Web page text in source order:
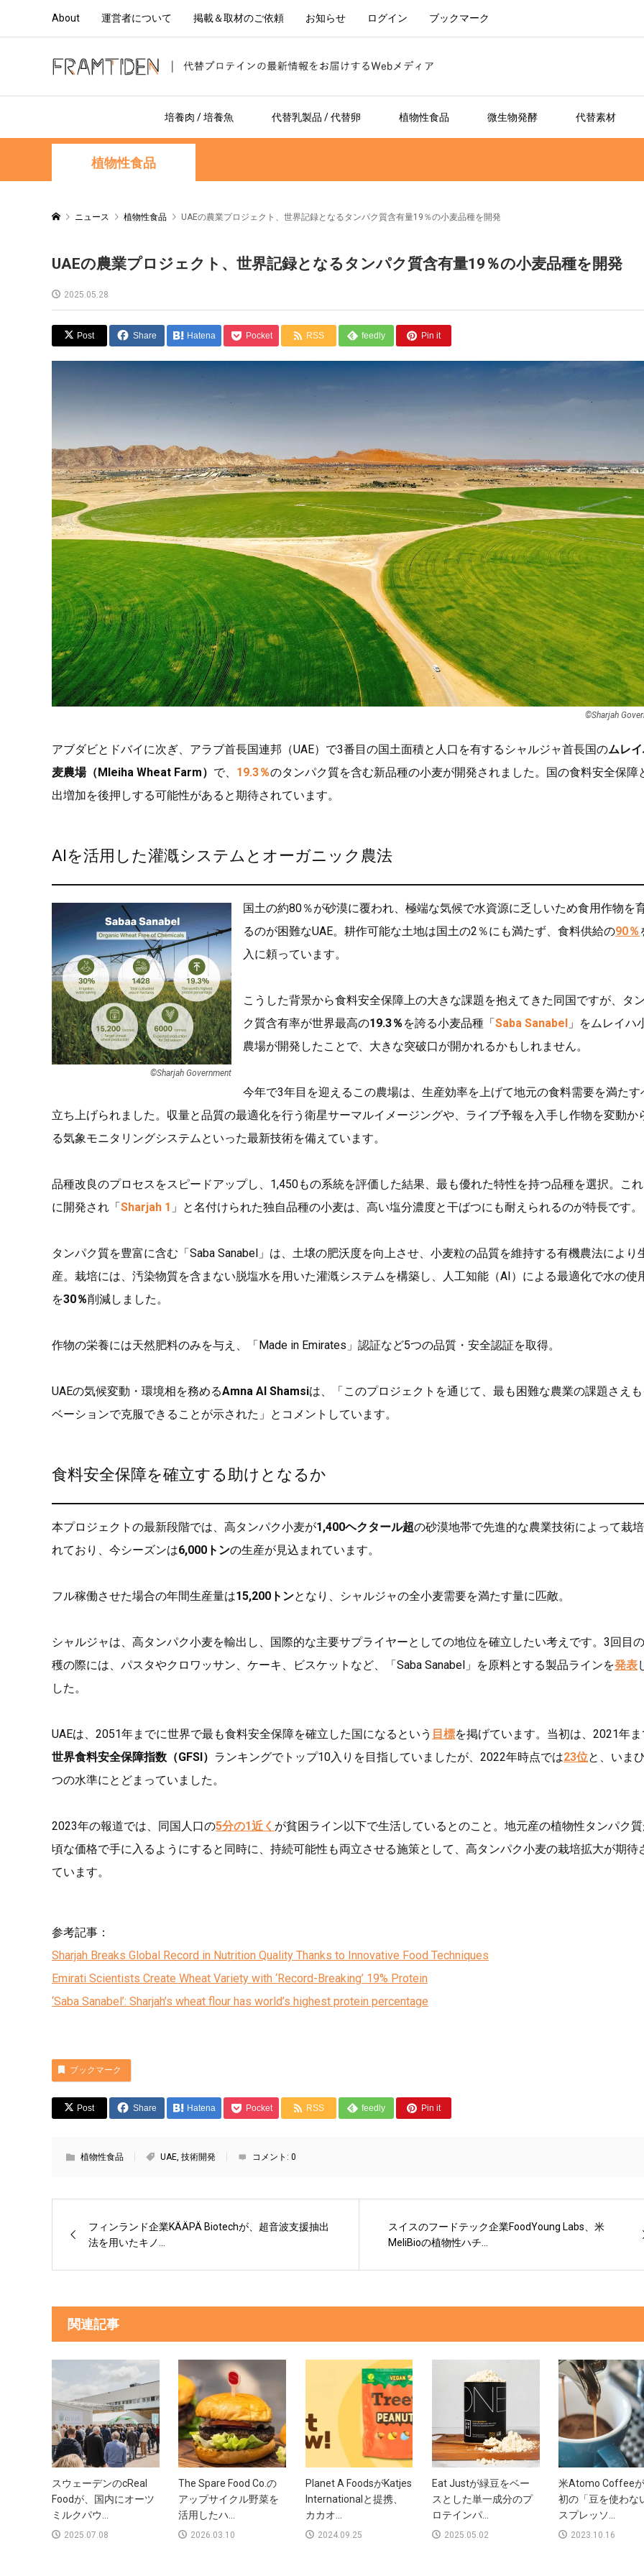
About 運営者について 掲載＆取材のご依頼 お知らせ ログイン ブックマーク
培養肉 / 培養魚 代替乳製品 / 代替卵 植物性食品 微生物発酵 代替素材
植物性食品
ニュース 植物性食品 UAEの農業プロジェクト、世界記録となるタンパク質含有量19％の小麦品種を開発
UAEの農業プロジェクト、世界記録となるタンパク質含有量19％の小麦品種を開発
2025.05.28
Post Share Hatena Pocket RSS feedly Pin it
©︎Sharjah
アブダビとドバイに次ぎ、アラブ首長国連邦（UAE）で3番目の国土面積と人口を有するシャルジャ首長国のムレ
麦農場（Mleiha Wheat Farm） で、 19.3％のタンパク質を含む新品種の小麦が開発されました。国の食料安全保障
出増加を後押しする可能性があると期待されています。
AIを活用した灌漑システムとオーガニック農法
©︎Sharjah Government
国土の約80％が砂漠に覆われ、極端な気候で水資源に乏しいため食用作物を
るのが困難なUAE。耕作可能な土地は国土の2％にも満たず、食料供給の90％
入に頼っています。
こうした背景から食料安全保障上の大きな課題を抱えてきた同国ですが、タ
ク質含有率が世界最高の19.3％ を誇る小麦品種「Saba Sanabel 」をムレイハ
農場が開発したことで、大きな突破口が開かれるかもしれません。
今年で3年目を迎えるこの農場は、生産効率を上げて地元の食料需要を満たす
立ち上げられました。収量と品質の最適化を行う衛星サーマルイメージングや、ライブ予報を入手し作物を変動か
る気象モニタリングシステムといった最新技術を備えています。
品種改良のプロセスをスピードアップし、1,450もの系統を評価した結果、最も優れた特性を持つ品種を選択。こ
に開発され「Sharjah 1 」と名付けられた独自品種の小麦は、高い塩分濃度と干ばつにも耐えられるのが特長です。
タンパク質を豊富に含む「Saba Sanabel」は、土壌の肥沃度を向上させ、小麦粒の品質を維持する有機農法により
産。栽培には、汚染物質を含まない脱塩水を用いた灌漑システムを構築し、人工知能（AI）による最適化で水の使
を30％削減しました。
作物の栄養には天然肥料のみを与え、「Made in Emirates」認証など5つの品質・安全認証を取得。
UAEの気候変動・環境相を務めるAmna Al Shamsiは、「このプロジェクトを通じて、最も困難な農業の課題さえ
ベーションで克服できることが示された」とコメントしています。
食料安全保障を確立する助けとなるか
本プロジェクトの最新段階では、高タンパク小麦が1,400ヘクタール超の砂漠地帯で先進的な農業技術によって栽
れており、今シーズンは6,000トンの生産が見込まれています。
フル稼働させた場合の年間生産量は15,200トンとなり、シャルジャの全小麦需要を満たす量に匹敵。
シャルジャは、高タンパク小麦を輸出し、国際的な主要サプライヤーとしての地位を確立したい考えです。3回目
穫の際には、パスタやクロワッサン、ケーキ、ビスケットなど、「Saba Sanabel」を原料とする製品ラインを発表
した。
UAEは、2051年までに世界で最も食料安全保障を確立した国になるという 目標を掲げています。当初は、2021年
世界食料安全保障指数（GFSI） ランキングでトップ10入りを目指していましたが、2022年時点では23位と、いま
つの水準にとどまっていました。
2023年の報道では、同国人口の5分の1近く が貧困ライン以下で生活しているとのこと。地元産の植物性タンパク
頃な価格で手に入るようにすると同時に、持続可能性も両立させる施策として、高タンパク小麦の栽培拡大が期待
ています。
参考記事：
Sharjah Breaks Global Record in Nutrition Quality Thanks to Innovative Food Techniques
Emirati Scientists Create Wheat Variety with ‘Record-Breaking’ 19% Protein
‘Saba Sanabel’: Sharjah’s wheat flour has world’s highest protein percentage
ブックマーク
Post Share Hatena Pocket RSS feedly Pin it
植物性食品 UAE, 技術開発 コメント: 0
フィンランド企業KÄÄPÄ Biotechが、超音波支援抽出
法を用いたキノ...
スイスのフードテック企業FoodYoung Labs、米
MeliBioの植物性ハチ...
関連記事
スウェーデンのcReal
Foodが、国内にオーツ
ミルクパウ...
2025.07.08
The Spare Food Co.の
アップサイクル野菜を
活用したハ...
2026.03.10
Planet A FoodsがKatjes
Internationalと提携、
カカオ...
2024.09.25
Eat Justが緑豆をベー
スとした単一成分のプ
ロテインパ...
2025.05.02
米Atomo Coffee
初の「豆を使わな
スプレッソ...
2023.10.16